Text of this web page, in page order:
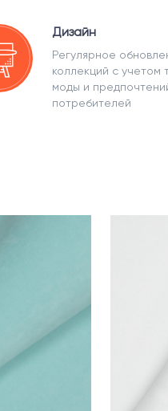
Дизайн
Регулярное
коллекций с учетом
моды и
потребителей